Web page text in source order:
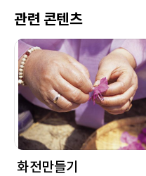
관련 콘텐츠
화전만들기